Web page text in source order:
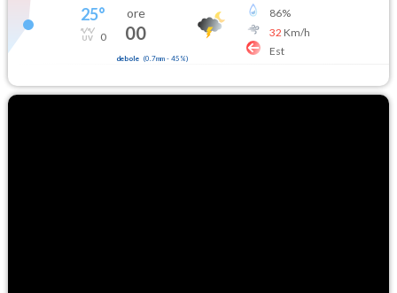
25°
0
ore
00
debole (0.7mm- 45 %)
86%
32 Km/h
Est